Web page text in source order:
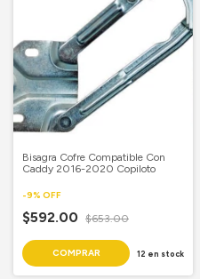
Bisagra Cofre Compatible Con
Caddy 2016-2020 Copiloto
-9% OFF
$592.00 $653.00
12 en stock